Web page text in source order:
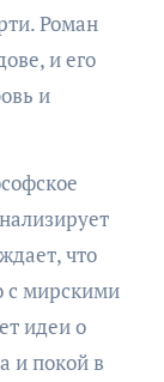
Роман
и его
и
что
с мирскими
идеи о
и покой в